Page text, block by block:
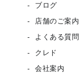
ブログ
店舗のご案内
よくある質問
クレド
会社案内